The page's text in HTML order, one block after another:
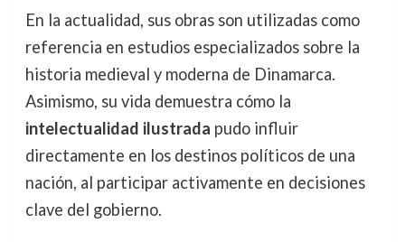
En la actualidad, sus obras son utilizadas como
referencia en estudios especializados sobre la
historia medieval y moderna de Dinamarca.
Asimismo, su vida demuestra cómo la
intelectualidad ilustrada pudo influir
directamente en los destinos políticos de una
nación, al participar activamente en decisiones
clave del gobierno.